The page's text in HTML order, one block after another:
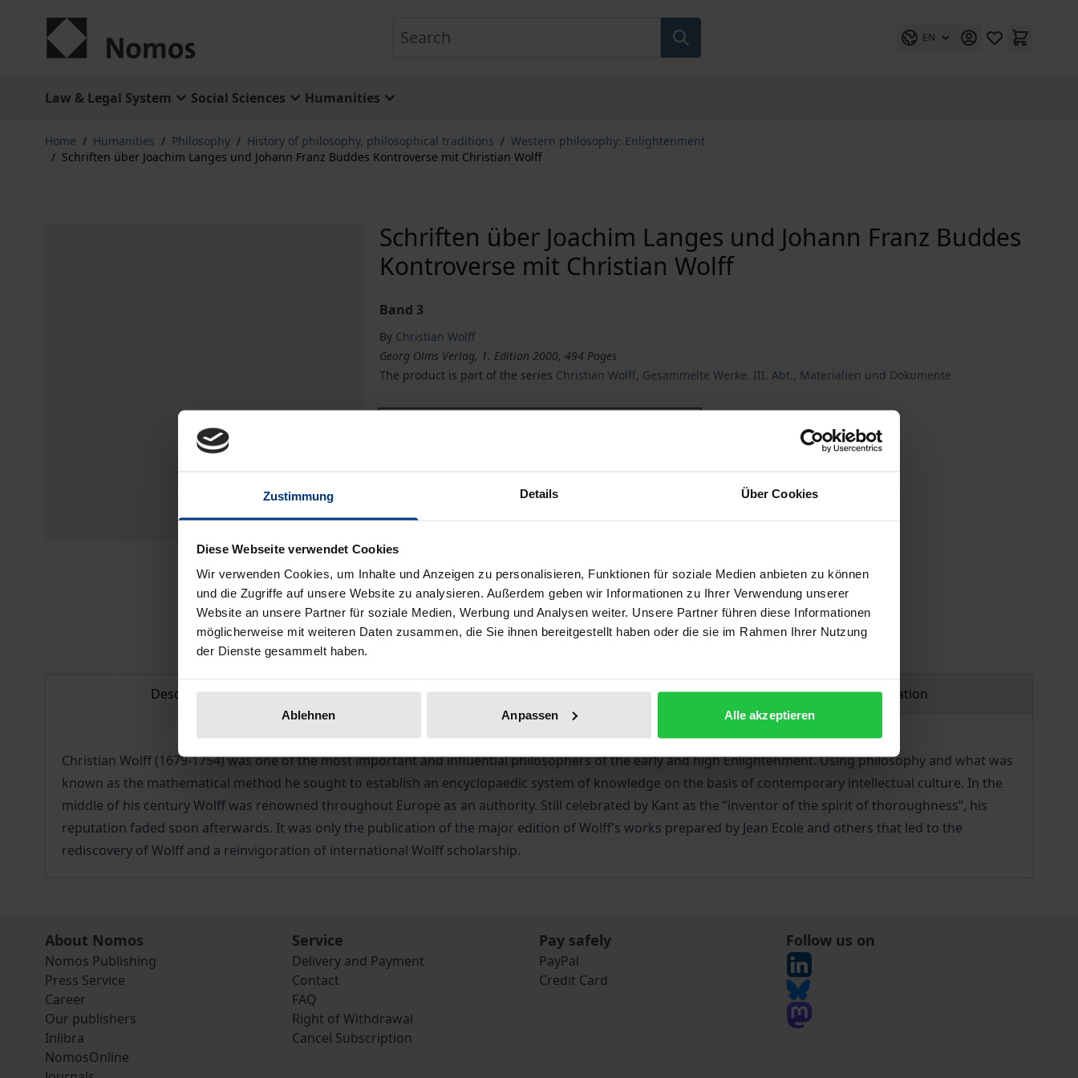
Zustimmung Details Über Cookies
Diese Webseite verwendet Cookies
Wir verwenden Cookies, um Inhalte und Anzeigen zu personalisieren, Funktionen für soziale Medien anbieten zu können
und die Zugriffe auf unsere Website zu analysieren. Außerdem geben wir Informationen zu Ihrer Verwendung unserer
Website an unsere Partner für soziale Medien, Werbung und Analysen weiter. Unsere Partner führen diese Informationen
möglicherweise mit weiteren Daten zusammen, die Sie ihnen bereitgestellt haben oder die sie im Rahmen Ihrer Nutzung
der Dienste gesammelt haben.
Ablehnen Anpassen Alle akzeptieren
EN
Law & Legal System Social Sciences Humanities
Home / Humanities / Philosophy / History of philosophy, philosophical traditions / Western philosophy: Enlightenment
/ Schriften über Joachim Langes und Johann Franz Buddes Kontroverse mit Christian Wolff
Schriften über Joachim Langes und Johann Franz Buddes
Kontroverse mit Christian Wolff
Band 3
By Christian Wolff
Georg Olms Verlag, 1. Edition 2000, 494 Pages
The product is part of the series Christian Wolff, Gesammelte Werke. III. Abt., Materialien und Dokumente
Add to Cart Add to Wish List
Delivery cost notice
Description Bibliographical data Product safety information
Christian Wolff (1679-1754) was one of the most important and influential philosophers of the early and high Enlightenment. Using philosophy and what was
known as the mathematical method he sought to establish an encyclopaedic system of knowledge on the basis of contemporary intellectual culture. In the
middle of his century Wolff was renowned throughout Europe as an authority. Still celebrated by Kant as the “inventor of the spirit of thoroughness”, his
reputation faded soon afterwards. It was only the publication of the major edition of Wolff’s works prepared by Jean Ecole and others that led to the
rediscovery of Wolff and a reinvigoration of international Wolff scholarship.
About Nomos
Nomos Publishing
Press Service
Career
Our publishers
Inlibra
NomosOnline
Service
Delivery and Payment
Contact
FAQ
Right of Withdrawal
Cancel Subscription
Pay safely
PayPal
Credit Card
Follow us on